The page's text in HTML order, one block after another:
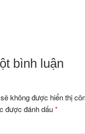
bình luận
không được hiển thị
được đánh dấu*